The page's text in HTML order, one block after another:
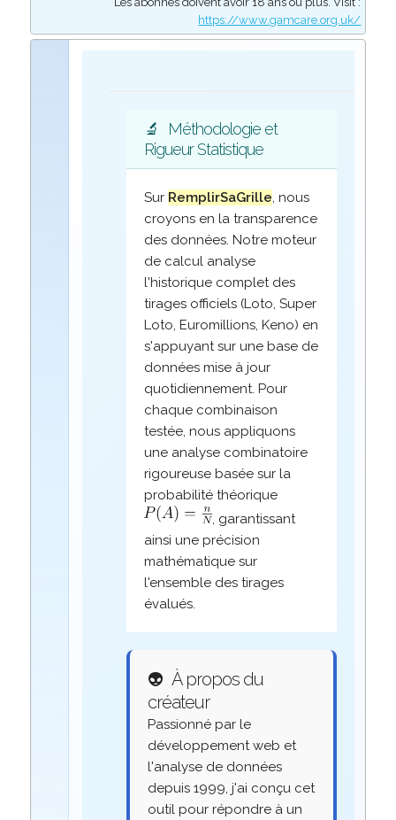
https://www.gamcare.org.uk/
🔬
Méthodologie et
Rigueur Statistique
Sur RemplirSaGrille, nous
croyons en la transparence
des données. Notre moteur
de calcul analyse
l'historique complet des
tirages officiels (Loto, Super
Loto, Euromillions, Keno) en
s'appuyant sur une base de
données mise à jour
quotidiennement. Pour
chaque combinaison
testée, nous appliquons
une analyse combinatoire
rigoureuse basée sur la
probabilité théorique
, garantissant
ainsi une précision
mathématique sur
l'ensemble des tirages
évalués.
👽 À propos du
créateur
Passionné par le
développement web et
l'analyse de données
depuis 1999, j'ai conçu cet
outil pour répondre à un